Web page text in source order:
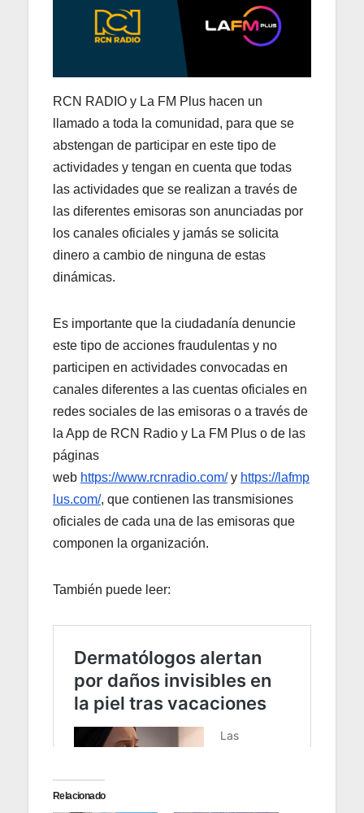
RCN RADIO y La FM Plus hacen un
llamado a toda la comunidad, para que se
abstengan de participar en este tipo de
actividades y tengan en cuenta que todas
las actividades que se realizan a través de
las diferentes emisoras son anunciadas por
los canales oficiales y jamás se solicita
dinero a cambio de ninguna de estas
dinámicas.
Es importante que la ciudadanía denuncie
este tipo de acciones fraudulentas y no
participen en actividades convocadas en
canales diferentes a las cuentas oficiales en
redes sociales de las emisoras o a través de
la App de RCN Radio y La FM Plus o de las
páginas
web https://www.rcnradio.com/y https://lafmp
lus.com/, que contienen las transmisiones
oficiales de cada una de las emisoras que
componen la organización.
También puede leer:
Relacionado